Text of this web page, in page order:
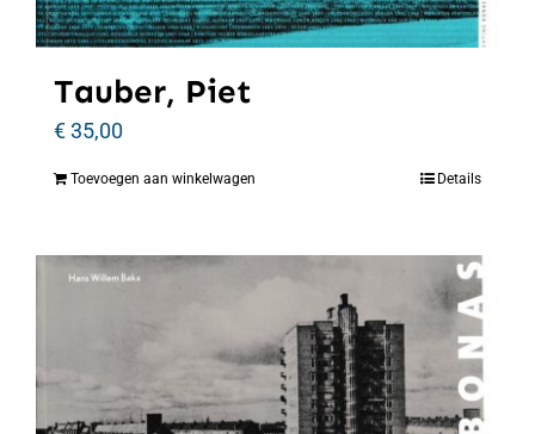
Tauber, Piet
€35,00
Toevoegen aan winkelwagen Details